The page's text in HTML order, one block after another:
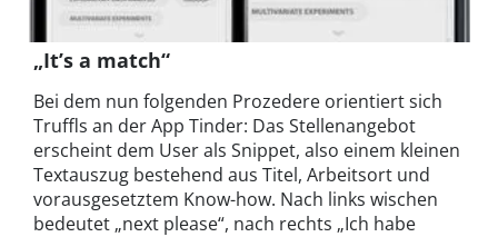
„It’s a match“
Bei dem nun folgenden Prozedere orientiert sich
Truffls an der App Tinder: Das Stellenangebot
erscheint dem User als Snippet, also einem kleinen
Textauszug bestehend aus Titel, Arbeitsort und
vorausgesetztem Know-how. Nach links wischen
bedeutet „next please“, nach rechts „Ich habe